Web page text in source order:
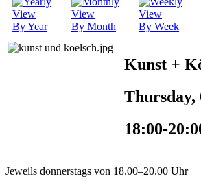
By Year By Month By Week
Kunst +
Thursday,
18:00-
Jeweils donnerstags von 18.00–20.00 Uhr